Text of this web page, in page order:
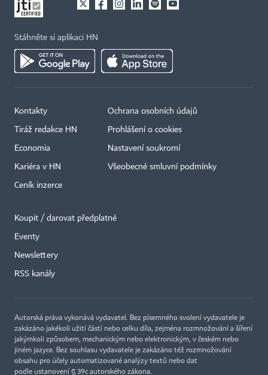
Stáhněte si aplikaci HN
Kontakty
Tiráž redakce HN
Economia
Kariéra v HN
Ceník inzerce
Ochrana osobních údajů
Prohlášení o cookies
Nastavení soukromí
Všeobecné smluvní podmínky
Koupit / darovat předplatné
Eventy
Newslettery
RSS kanály
Autorská práva vykonává vydavatel. Bez písemného svolení vydavatele je
zakázáno jakékoli užití částí nebo celku díla, zejména rozmnožování a šíření
jakýmkoli způsobem, mechanickým nebo elektronickým, v českém nebo
jiném jazyce. Bez souhlasu vydavatele je zakázáno též rozmnožování
obsahu pro účely automatizované analýzy textů nebo dat
podle ustanovení § 39c autorského zákona.